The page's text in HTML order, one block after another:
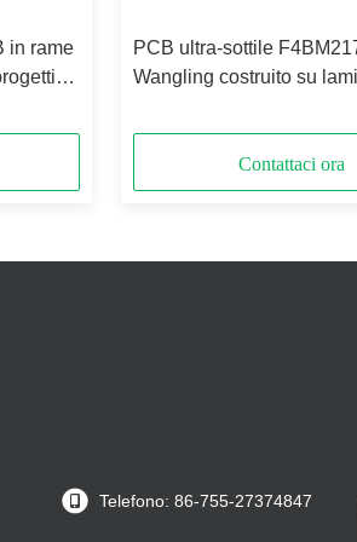
in rame
PCB ultra-sottile
Wangling costruito su
Contattaci ora
Telefono: 86-755-27374847